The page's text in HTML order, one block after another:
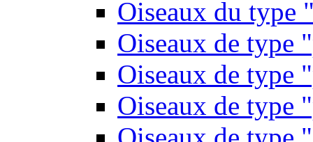
Oiseaux du type
Oiseaux de type
Oiseaux de type
Oiseaux de type